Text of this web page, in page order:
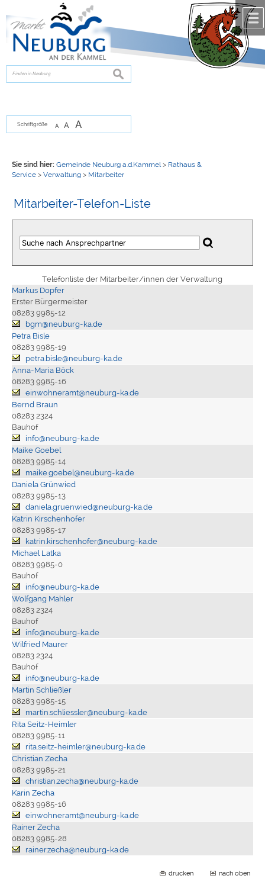
zur Navigationoder
springen.
suchen
Schriftgröße A A A
Sie sind hier: Gemeinde Neuburg a.d.Kammel > Rathaus &
Service> Verwaltung> Mitarbeiter
Mitarbeiter-Telefon-Liste
Telefonliste der Mitarbeiter/innen der Verwaltung
Markus Dopfer
Erster Bürgermeister
08283 9985-12
bgm@neuburg-ka.de
Petra Bisle
08283 9985-19
petra.bisle@neuburg-ka.de
Anna-Maria Böck
08283 9985-16
einwohneramt@neuburg-ka.de
Bernd Braun
08283 2324
Bauhof
info@neuburg-ka.de
Maike Goebel
08283 9985-14
maike.goebel@neuburg-ka.de
Daniela Grünwied
08283 9985-13
daniela.gruenwied@neuburg-ka.de
Katrin Kirschenhofer
08283 9985-17
katrin.kirschenhofer@neuburg-ka.de
Michael Latka
08283 9985-0
Bauhof
info@neuburg-ka.de
Wolfgang Mahler
08283 2324
Bauhof
info@neuburg-ka.de
Wilfried Maurer
08283 2324
Bauhof
info@neuburg-ka.de
Martin Schließler
08283 9985-15
martin.schliessler@neuburg-ka.de
Rita Seitz-Heimler
08283 9985-11
rita.seitz-heimler@neuburg-ka.de
Christian Zecha
08283 9985-21
christian.zecha@neuburg-ka.de
Karin Zecha
08283 9985-16
einwohneramt@neuburg-ka.de
Rainer Zecha
08283 9985-28
rainer.zecha@neuburg-ka.de
drucken nach oben